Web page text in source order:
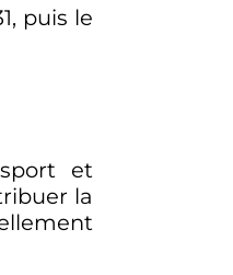
puis le
et
la